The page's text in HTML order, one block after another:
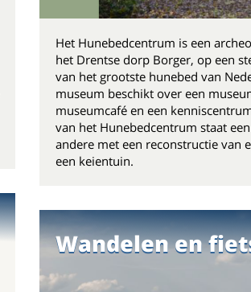
Het Hunebedcentrum is een
het Drentse dorp Borger, op een
van het grootste hunebed van
museum beschikt over een
museumcafé en een
van het Hunebedcentrum staat
andere met een reconstructie van
een keientuin.
Wandelen en